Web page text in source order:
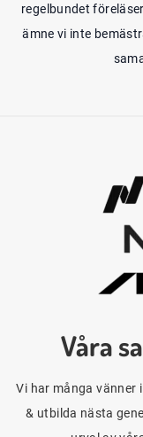
regelbundet
ämne vi inte
Våra
Vi har många vänner
& utbilda nästa